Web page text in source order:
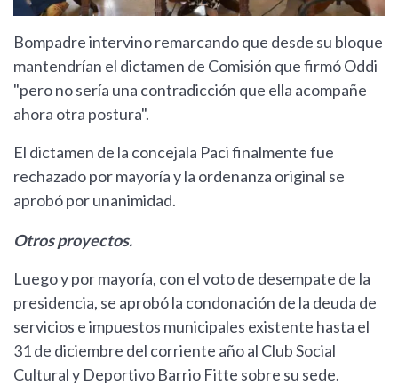
Bompadre intervino remarcando que desde su bloque
mantendrían el dictamen de Comisión que firmó Oddi
"pero no sería una contradicción que ella acompañe
ahora otra postura".
El dictamen de la concejala Paci finalmente fue
rechazado por mayoría y la ordenanza original se
aprobó por unanimidad.
Otros proyectos.
Luego y por mayoría, con el voto de desempate de la
presidencia, se aprobó la condonación de la deuda de
servicios e impuestos municipales existente hasta el
31 de diciembre del corriente año al Club Social
Cultural y Deportivo Barrio Fitte sobre su sede.